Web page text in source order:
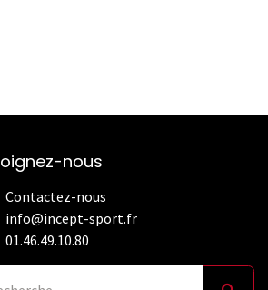
nous
Contactez-nous
info@incept-sport.fr
01.46.49.10.80